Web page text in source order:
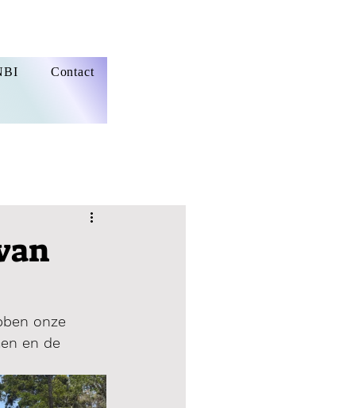
Contact
onze
en de